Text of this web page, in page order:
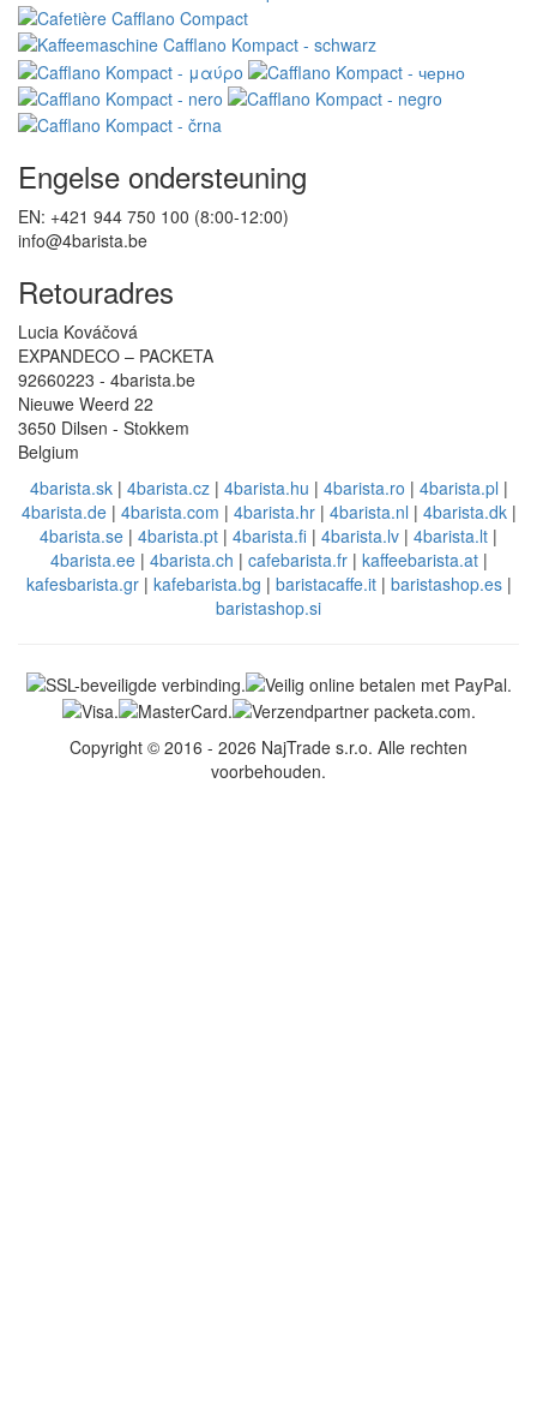
Engelse ondersteuning
EN: +421 944 750 100 (8:00-12:00)
info@4barista.be
Retouradres
Lucia Kováčová
EXPANDECO – PACKETA
92660223 - 4barista.be
Nieuwe Weerd 22
3650 Dilsen - Stokkem
Belgium
4barista.sk| 4barista.cz| 4barista.hu | 4barista.ro | 4barista.pl |
4barista.de| 4barista.com | 4barista.hr| 4barista.nl | 4barista.dk|
4barista.se | 4barista.pt | 4barista.fi | 4barista.lv | 4barista.lt |
4barista.ee| 4barista.ch | cafebarista.fr| kaffeebarista.at|
kafesbarista.gr| kafebarista.bg | baristacaffe.it| baristashop.es|
baristashop.si
Copyright © 2016 - 2026 NajTrade s.r.o. Alle rechten
voorbehouden.